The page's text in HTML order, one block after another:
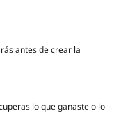
antes de crear la
lo que ganaste o lo